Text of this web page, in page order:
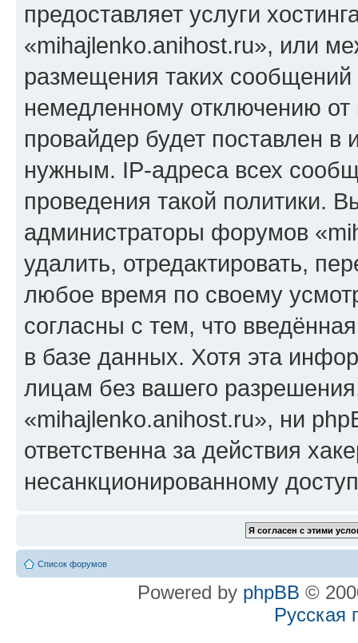
предоставляет услуги
«mihajlenko.anihost.ru», или
размещения таких
немедленному отключению
провайдер будет поставлен в
нужным. IP-адреса всех
проведения такой политики.
администраторы форумов
удалить, отредактировать,
любое время по своему
согласны с тем, что
в базе данных. Хотя эта
лицам без вашего
«mihajlenko.anihost.ru», ни
ответственна за действия
несанкционированному
Список форумов
Powered by phpBB ©
Русская